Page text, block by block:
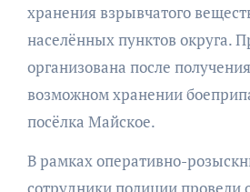
хранения взрывчатого
населённых пунктов округа.
организована после
возможном хранении
посёлка Майское.
В рамках оперативно-
сотрудники полиции провели